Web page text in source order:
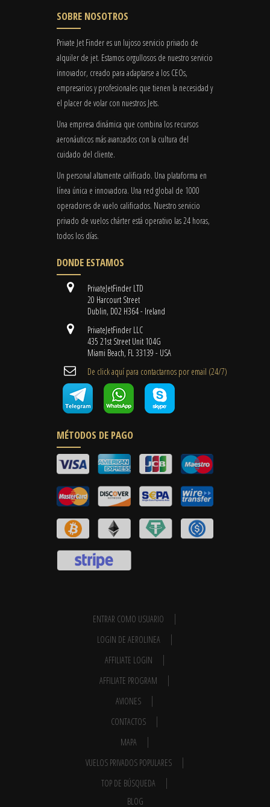
SOBRE NOSOTROS
Private Jet Finder es un lujoso servicio privado de
alquiler de jet. Estamos orgullosos de nuestro servicio
innovador, creado para adaptarse a los CEOs,
empresarios y profesionales que tienen la necesidad y
el placer de volar con nuestros Jets.
Una empresa dinámica que combina los recursos
aeronáuticos más avanzados con la cultura del
cuidado del cliente.
Un personal altamente calificado. Una plataforma en
línea única e innovadora. Una red global de 1000
operadores de vuelo calificados. Nuestro servicio
privado de vuelos chárter está operativo las 24 horas,
todos los días.
DONDE ESTAMOS
PrivateJetFinder LTD
20 Harcourt Street
Dublin, D02 H364 - Ireland
PrivateJetFinder LLC
435 21st Street Unit 104G
Miami Beach, FL 33139 - USA
De click aquí para contactarnos por email ​(24/7)
MÉTODOS DE PAGO
ENTRAR COMO USUARIO
LOGIN DE AEROLINEA
AFFILIATE LOGIN
AFFILIATE PROGRAM
AVIONES
CONTACTOS
MAPA
VUELOS PRIVADOS POPULARES
TOP DE BÚSQUEDA
BLOG